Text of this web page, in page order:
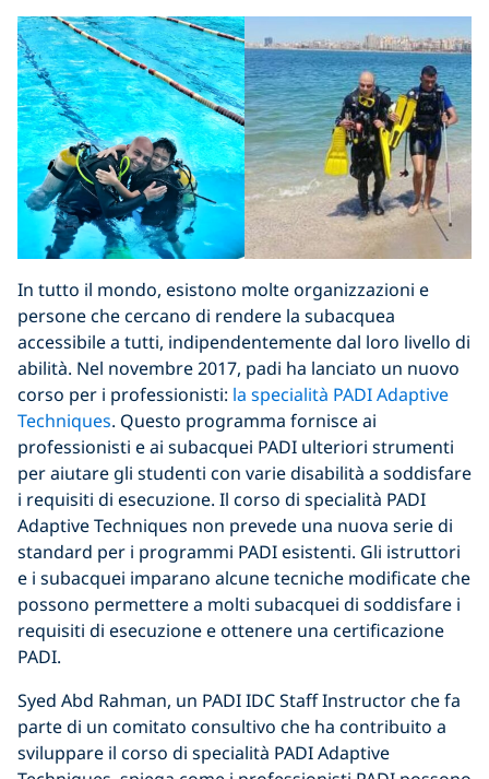
In tutto il mondo, esistono molte organizzazioni e
persone che cercano di rendere la subacquea
accessibile a tutti, indipendentemente dal loro livello di
abilità. Nel novembre 2017, padi ha lanciato un nuovo
corso per i professionisti: la specialità PADI Adaptive
Techniques. Questo programma fornisce ai
professionisti e ai subacquei PADI ulteriori strumenti
per aiutare gli studenti con varie disabilità a soddisfare
i requisiti di esecuzione. Il corso di specialità PADI
Adaptive Techniques non prevede una nuova serie di
standard per i programmi PADI esistenti. Gli istruttori
e i subacquei imparano alcune tecniche modificate che
possono permettere a molti subacquei di soddisfare i
requisiti di esecuzione e ottenere una certificazione
PADI.
Syed Abd Rahman, un PADI IDC Staff Instructor che fa
parte di un comitato consultivo che ha contribuito a
sviluppare il corso di specialità PADI Adaptive